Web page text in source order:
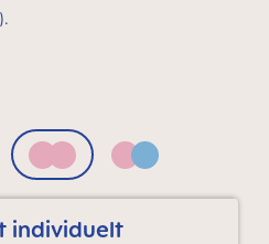
grey print
bronze print
Pink Pink & Blue
individuelt